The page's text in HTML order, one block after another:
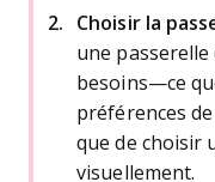
Choisir la
une passerelle
besoins—ce
préférences
que de choisir
visuellement.